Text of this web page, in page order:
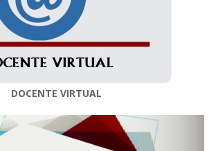
DOCENTE VIRTUAL